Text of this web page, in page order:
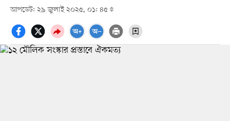
আপডেট: ২৯ জুলাই ২০২৫, ০১: ৪৫